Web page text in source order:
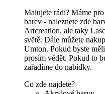
Malujete rádi? Máme
barev - naleznete zde
Artcreation, ale taky
světě. Dále můžete
Umton. Pokud byste
prosím vědět. Pokud to
zařadíme do nabídky.
Co zde najdete?